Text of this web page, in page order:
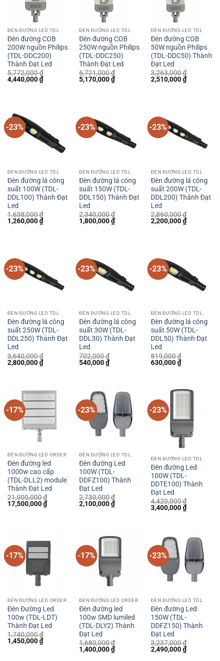
ĐÈN ĐƯỜNG LED TDL
Đèn đường COB
200W nguồn Philips
(TDL-DDC200)
Thành Đạt Led
5,772,000₫
Giá
gốc
4,440,000₫Giá
hiện
ĐÈN ĐƯỜNG LED TDL
Đèn đường COB
250W nguồn Philips
(TDL-DDC250)
Thành Đạt Led
6,721,000₫
Giá
gốc
5,170,000₫Giá
hiện
ĐÈN ĐƯỜNG LED TDL
Đèn đường COB
50W nguồn Philips
(TDL-DDC50) Thành
Đạt Led
3,263,000₫
Giá
gốc
2,510,000₫Giá
hiện
-23%
ĐÈN ĐƯỜNG LED TDL
Đèn đường lá công
suất 100W (TDL-
DDL100) Thành Đạt
Led
1,638,000₫
Giá
gốc
1,260,000₫Giá
hiện
-23%
ĐÈN ĐƯỜNG LED TDL
Đèn đường lá công
suất 150W (TDL-
DDL150) Thành Đạt
Led
2,340,000₫
Giá
gốc
1,800,000₫Giá
hiện
-23%
ĐÈN ĐƯỜNG LED TDL
Đèn đường lá công
suất 200W (TDL-
DDL200) Thành Đạt
Led
2,860,000₫
Giá
gốc
2,200,000₫Giá
hiện
-23%
ĐÈN ĐƯỜNG LED TDL
Đèn đường lá công
suất 250W (TDL-
DDL250) Thành Đạt
Led
3,640,000₫
Giá
gốc
2,800,000₫Giá
hiện
-23%
ĐÈN ĐƯỜNG LED TDL
Đèn đường lá công
suất 30W (TDL-
DDL30) Thành Đạt
Led
702,000₫
Giá
540,000₫Giá
hiện
-23%
ĐÈN ĐƯỜNG LED TDL
Đèn đường lá công
suất 50W (TDL-
DDL50) Thành Đạt
Led
819,000₫
Giá
630,000₫Giá
hiện
630,000 ₫.
-17%
ĐÈN ĐƯỜNG LED ORDER
Đèn đường led
1000w cao cấp
(TDL-DLL2) module
Thành Đạt Led
21,000,000₫
Giá
gốc
17,500,000₫Giá
hiện
-23%
ĐÈN ĐƯỜNG LED TDL
Đèn đường Led
100W (TDL-
DDFZ100) Thành
Đạt Led
2,730,000₫
Giá
gốc
2,100,000₫Giá
hiện
-23%
ĐÈN ĐƯỜNG LED TDL
Đèn đường Led
100W (TDL-
DDTE100) Thành
Đạt Led
4,420,000₫
Giá
gốc
3,400,000₫Giá
hiện
-17%
ĐÈN ĐƯỜNG LED ORDER
Đèn Đường Led
100w (TDL-LDT)
Thành Đạt Led
1,740,000₫
Giá
gốc
1,450,000₫Giá
hiện
-17%
ĐÈN ĐƯỜNG LED ORDER
Đèn đường led
100w SMD lumiled
(TDL-DLY2) Thành
Đạt Led
1,680,000₫
Giá
gốc
1,400,000₫Giá
hiện
-23%
ĐÈN ĐƯỜNG LED TDL
Đèn đường Led
150W (TDL-
DDFZ150) Thành
Đạt Led
3,237,000₫
Giá
gốc
2,490,000₫Giá
hiện